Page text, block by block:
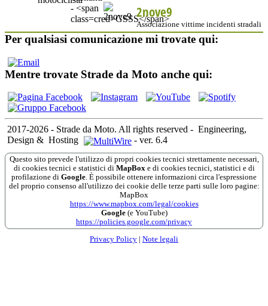
2nove9
Associazione vittime incidenti stradali
Per qualsiasi comunicazione mi trovate qui:
Mentre trovate Strade da Moto anche qui:
2017-2026 - Strade da Moto. All rights reserved - Engineering,
Design & Hosting - ver. 6.4
Questo sito prevede l'utilizzo di propri cookies tecnici strettamente necessari,
di cookies tecnici e statistici di MapBox e di cookies tecnici, statistici e di
profilazione di Google . È possibile ottenere informazioni circa l'espressione
del proprio consenso all'utilizzo dei cookie delle terze parti sulle loro pagine:
MapBox
https://www.mapbox.com/legal/cookies
Google(e YouTube)
https://policies.google.com/privacy
Privacy Policy | Note legali